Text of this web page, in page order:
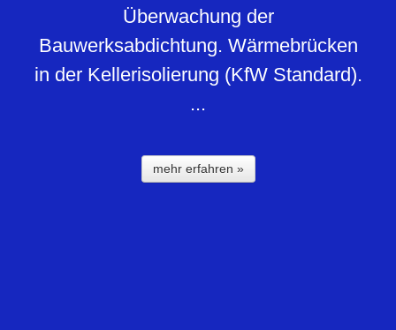
Überwachung der
Bauwerksabdichtung. Wärmebrücken
in der Kellerisolierung (KfW Standard).
...
mehr erfahren »